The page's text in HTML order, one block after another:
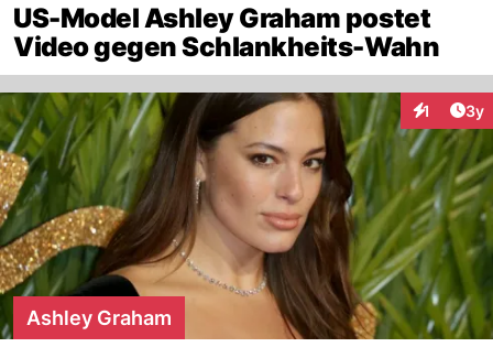
US-Model Ashley Graham postet
Video gegen Schlankheits-Wahn
1 3y
Ashley Graham